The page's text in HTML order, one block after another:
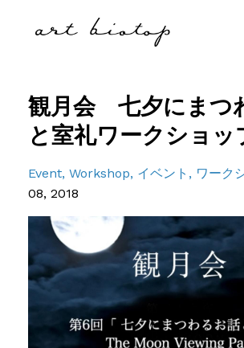
観月会 七夕にまつ
と室礼ワークショッ
Event Workshop イベント ワーク
08, 2018